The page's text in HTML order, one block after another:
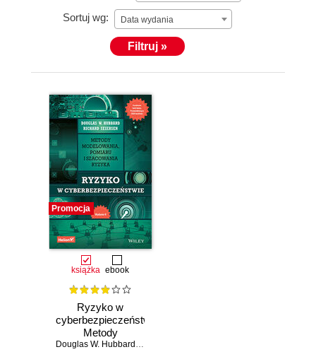
Sortuj wg: Data wydania
Filtruj »
Promocja
książka ebook
Ryzyko w
cyberbezpieczeństwie.
Metody
modelowania, Douglas W. Hubbard
,Richard Seiersen